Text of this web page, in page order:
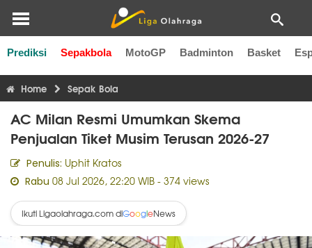
Prediksi Sepakbola MotoGP Badminton Basket
Liga Inggris Liga Italia Liga Spanyol Liga Perancis
Home Sepak Bola
AC Milan Resmi Umumkan Skema
Penjualan Tiket Musim Terusan 2026-27
Penulis: Uphit Kratos
Rabu 08 Jul 2026, 22:20 WIB - 374 views
Ikuti Ligaolahraga.com diGoogleNews